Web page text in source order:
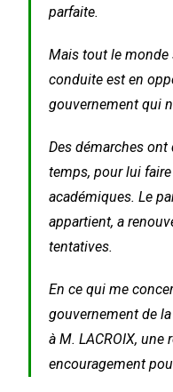
parfaite.
Mais tout le monde
conduite est en
gouvernement qui
Des démarches ont
temps, pour lui
académiques. Le
appartient, a
tentatives.
En ce qui me
gouvernement de
à M. LACROIX,
encouragement